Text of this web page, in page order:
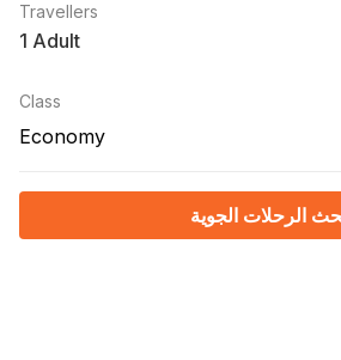
Travellers
1 Adult
Class
Economy